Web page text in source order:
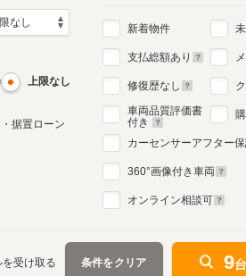
ル
1996年11月～2003年7月
上限なし
据置ローン
新着物件
支払総額あり
修復歴なし
車両品質評価書
付き
カーセンサーアフター
360°画像付き車両
オンライン相談可
を受け取る 条件をクリア 9